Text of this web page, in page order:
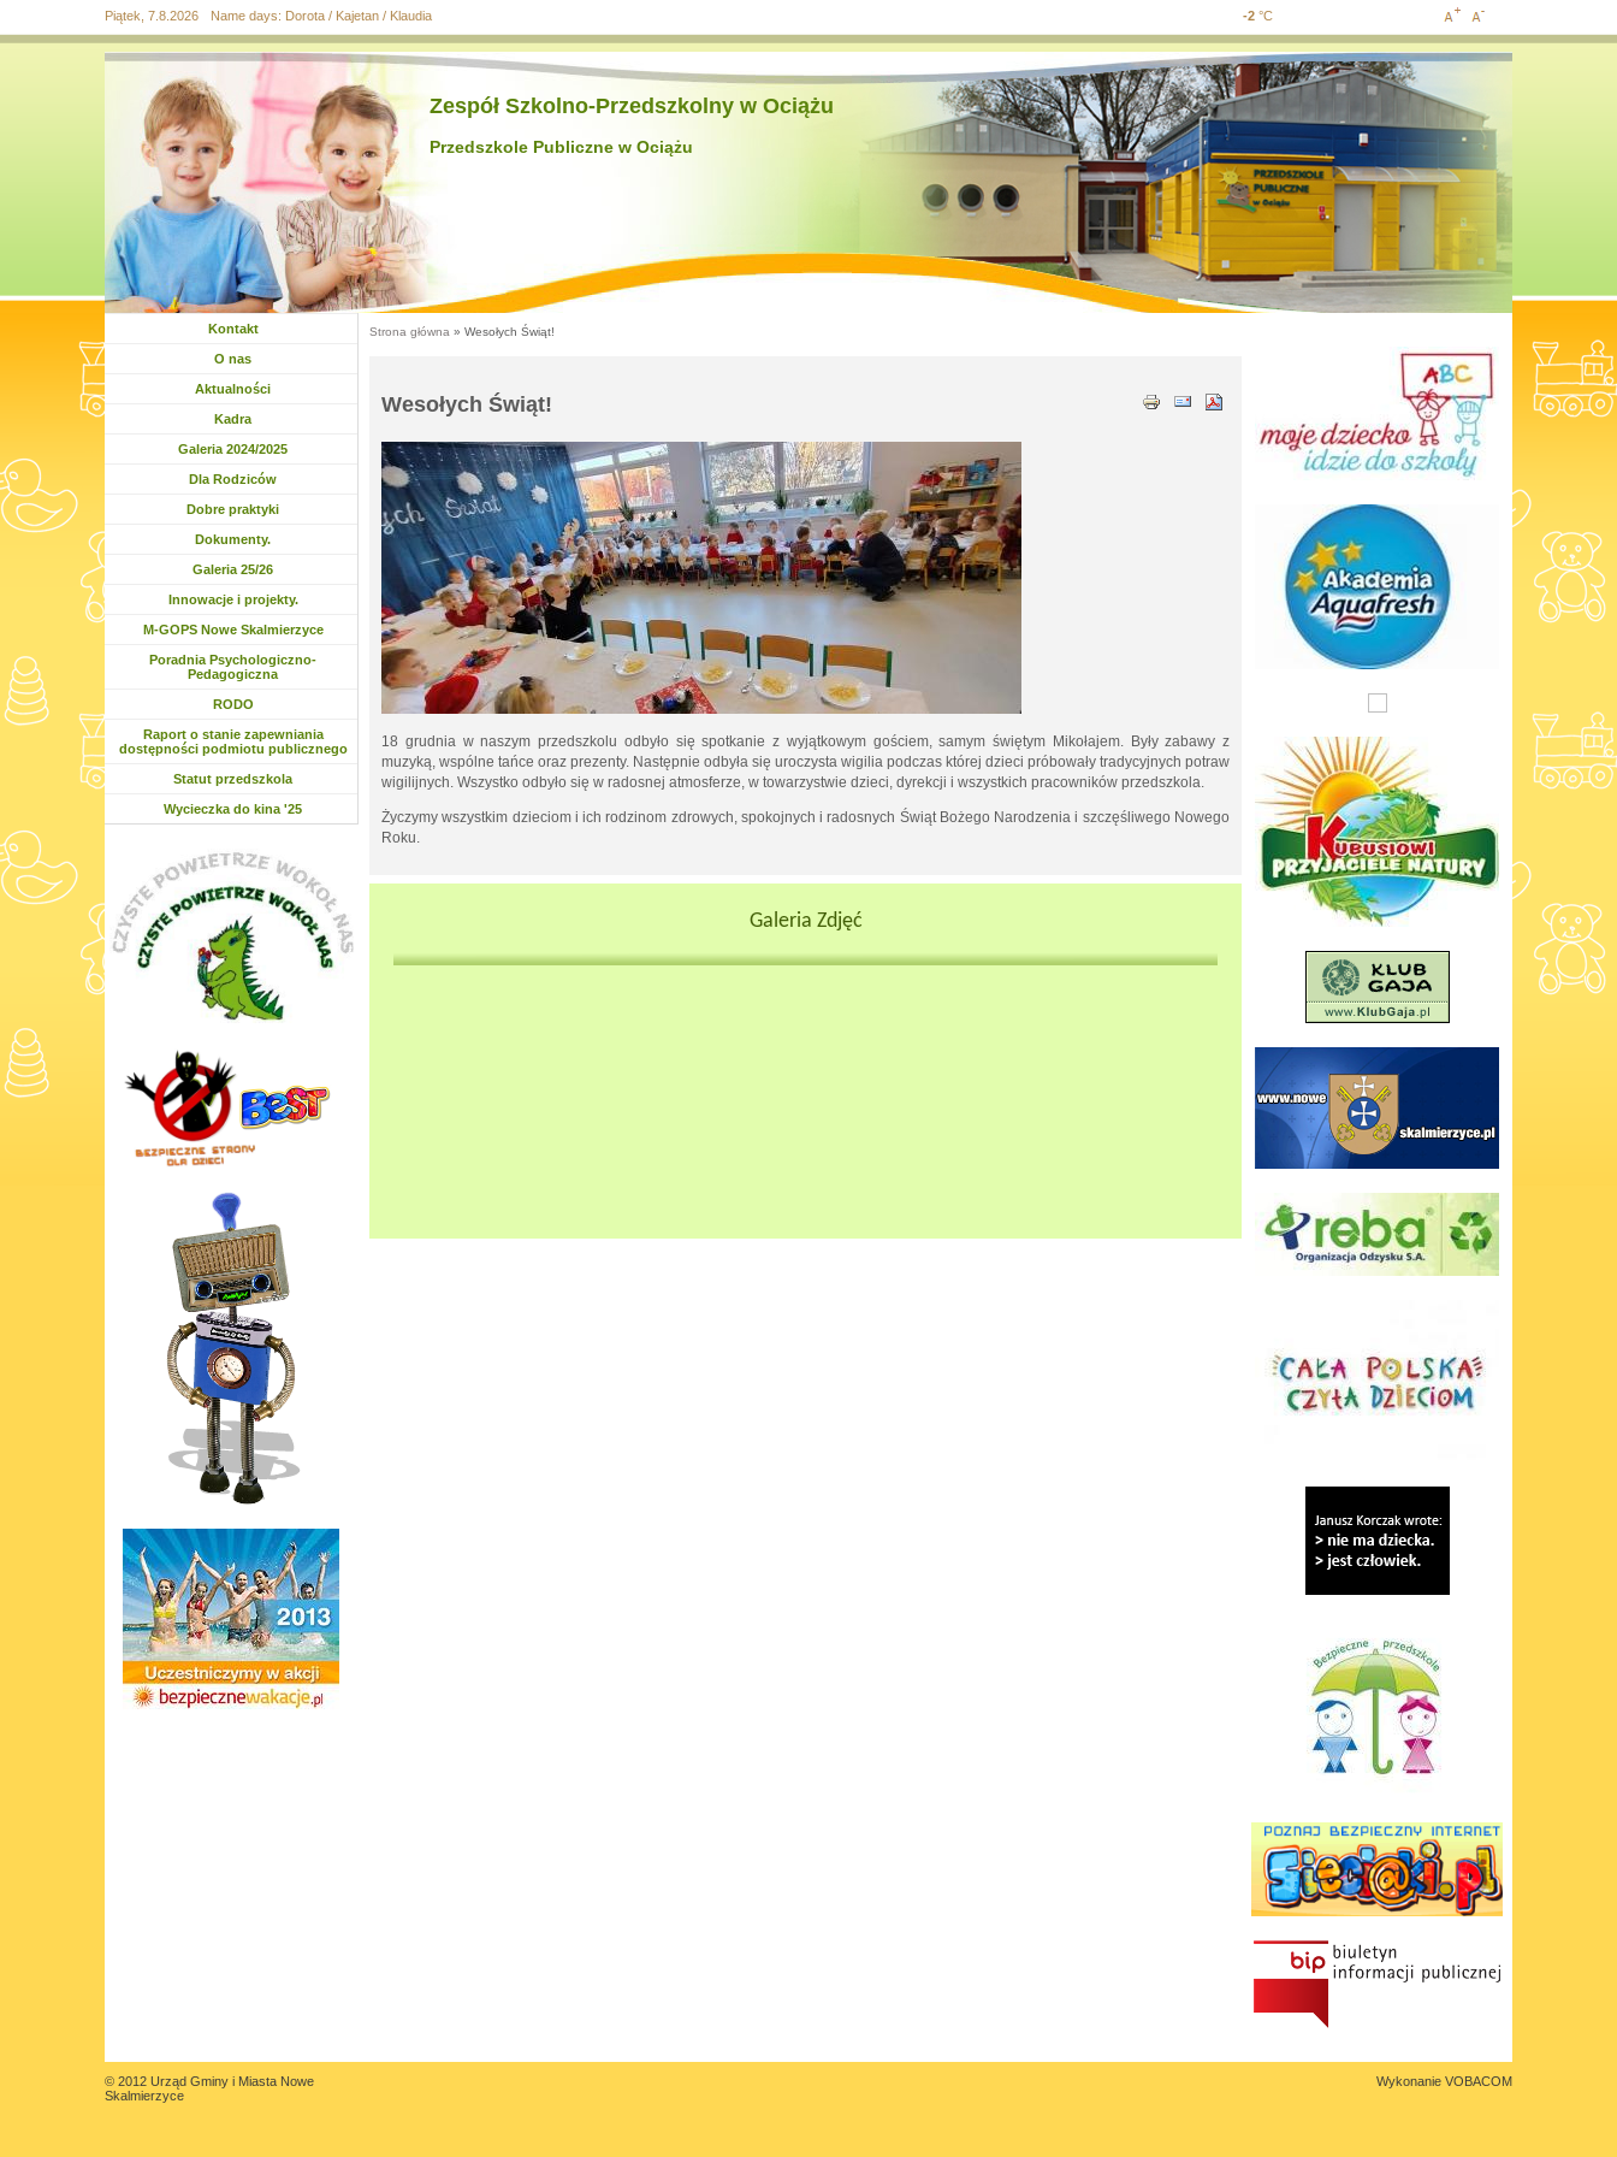
Przejdź
Przejdź do
wyszukiwania
Przejdź
Przejdź
Przejdź
Piątek, 7.8.2026 Name days: Dorota / Kajetan / Klaudia -2 °C Increase
font size
Decrease
font size
Zespół Szkolno-Przedszkolny w Ociążu
Przedszkole Publiczne w Ociążu
Kontakt
O nas
Rozwiń menu
Aktualności
Kadra
Rozwiń menu
Galeria 2024/2025
Rozwiń menu
Dla Rodziców
Rozwiń menu
Dobre praktyki
Rozwiń menu
Dokumenty.
Rozwiń menu
Galeria 25/26
Rozwiń menu
Innowacje i projekty.
M-GOPS Nowe Skalmierzyce
Poradnia Psychologiczno-
Pedagogiczna
RODO
Rozwiń menu
Raport o stanie zapewniania
dostępności podmiotu publicznego
Statut przedszkola
Wycieczka do kina '25
Strona główna » Wesołych Świąt!
Wesołych Świąt!
18 grudnia w naszym przedszkolu odbyło się spotkanie z wyjątkowym gościem, samym świętym Mikołajem. Były zabawy z
muzyką, wspólne tańce oraz prezenty. Następnie odbyła się uroczysta wigilia podczas której dzieci próbowały tradycyjnych potraw
wigilijnych. Wszystko odbyło się w radosnej atmosferze, w towarzystwie dzieci, dyrekcji i wszystkich pracowników przedszkola.
Życzymy wszystkim dzieciom i ich rodzinom zdrowych, spokojnych i radosnych Świąt Bożego Narodzenia i szczęśliwego Nowego
Roku.
Galeria Zdjęć
© 2012 Urząd Gminy i Miasta Nowe
Skalmierzyce
Wykonanie VOBACOM